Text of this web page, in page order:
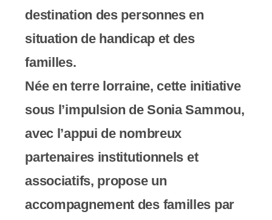
destination des personnes en
situation de handicap et des
familles.
Née en terre lorraine, cette initiative
sous l’impulsion de Sonia Sammou,
avec l’appui de nombreux
partenaires institutionnels et
associatifs, propose un
accompagnement des familles par